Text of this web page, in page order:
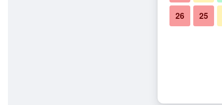
25
26